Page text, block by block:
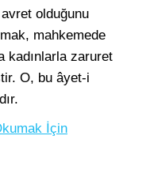
avret olduğunu
mahkemede
kadınlarla zaruret
O, bu âyet-i
İçin